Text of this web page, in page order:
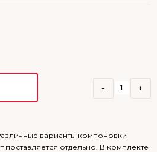
- +
варианты компоновки
отдельно. В комплекте